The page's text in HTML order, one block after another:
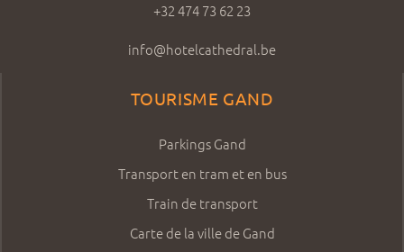
+32 474 73 62 23
info@hotelcathedral.be
TOURISME GAND
Parkings Gand
Transport en tram et en bus
Train de transport
Carte de la ville de Gand